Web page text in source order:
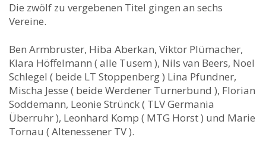
Die zwölf zu vergebenen Titel gingen an sechs
Vereine.
Ben Armbruster, Hiba Aberkan, Viktor Plümacher,
Klara Höffelmann ( alle Tusem ), Nils van Beers, Noel
Schlegel ( beide LT Stoppenberg ) Lina Pfundner,
Mischa Jesse ( beide Werdener Turnerbund ), Florian
Soddemann, Leonie Strünck ( TLV Germania
Überruhr ), Leonhard Komp ( MTG Horst ) und Marie
Tornau ( Altenessener TV ).